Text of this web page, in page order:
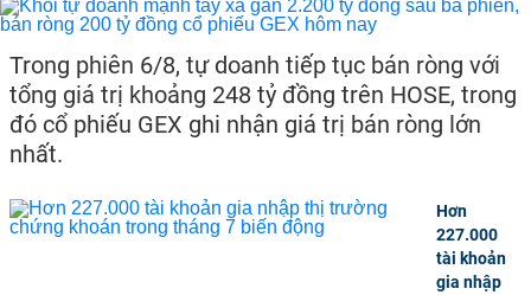
Trong phiên 6/8, tự doanh tiếp tục bán ròng với
tổng giá trị khoảng 248 tỷ đồng trên HOSE, trong
đó cổ phiếu GEX ghi nhận giá trị bán ròng lớn
nhất.
Hơn
227.000
tài khoản
gia nhập